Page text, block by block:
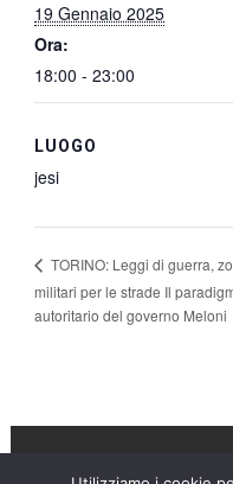
19 Gennaio 2025
Ora:
18:00 - 23:00
LUOGO
jesi
TORINO: Leggi di guerra,
militari per le strade Il
autoritario del governo Meloni